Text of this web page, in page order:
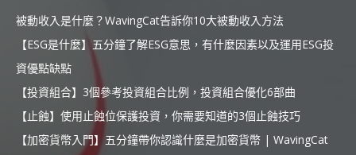
被動收入是什麼？WavingCat告訴你10大被動收入方法
【ESG是什麼】五分鐘了解ESG意思，有什麼因素以及運用ESG投
資優點缺點
【投資組合】3個參考投資組合比例，投資組合優化6部曲
【止蝕】使用止蝕位保護投資，你需要知道的3個止蝕技巧
【加密貨幣入門】五分鐘帶你認識什麼是加密貨幣 | WavingCat